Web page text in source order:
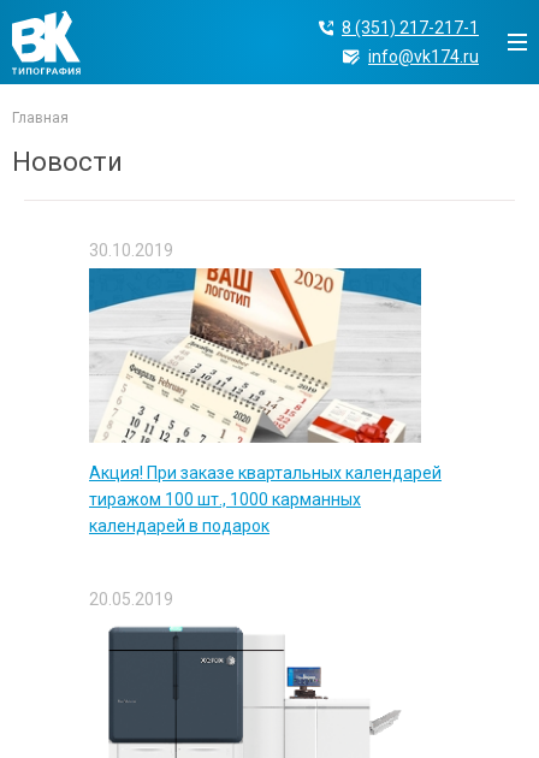
8 (351) 217-217-1
info@vk174.ru
Главная
Новости
30.10.2019
Акция! При заказе квартальных календарей
тиражом 100 шт., 1000 карманных
календарей в подарок
20.05.2019